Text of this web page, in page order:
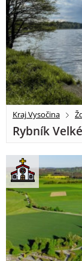
Kraj Vysočina
Rybník